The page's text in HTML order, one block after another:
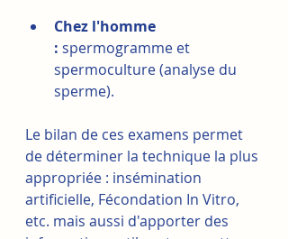
Chez l'homme
: spermogramme et
spermoculture (analyse du
sperme).
Le bilan de ces examens permet
de déterminer la technique la plus
appropriée : insémination
artificielle, Fécondation In Vitro,
etc. mais aussi d'apporter des